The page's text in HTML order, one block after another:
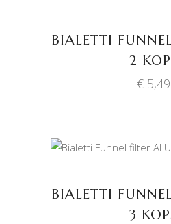
BIALETTI
2
€5,49
BIALETTI
3